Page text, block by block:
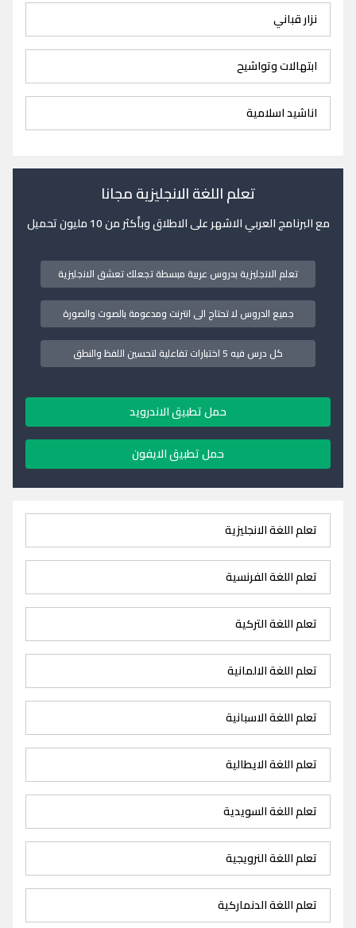
نزار قباني
ابتهالات وتواشيح
اناشيد اسلامية
تعلم اللغة الانجليزية مجانا
مع البرنامج العربي الاشهر على الاطلاق وبأكثر من 10 مليون تحميل
تعلم الانجليزية بدروس عربية مبسطة تجعلك تعشق الانجليزية
جميع الدروس لا تحتاج الى انترنت ومدعومة بالصوت والصورة
كل درس فيه 5 اختبارات تفاعلية لتحسين اللفظ والنطق
حمل تطبيق الاندرويد
حمل تطبيق الايفون
تعلم اللغة الانجليزية
تعلم اللغة الفرنسية
تعلم اللغة التركية
تعلم اللغة الالمانية
تعلم اللغة الاسبانية
تعلم اللغة الايطالية
تعلم اللغة السويدية
تعلم اللغة النرويجية
تعلم اللغة الدنماركية